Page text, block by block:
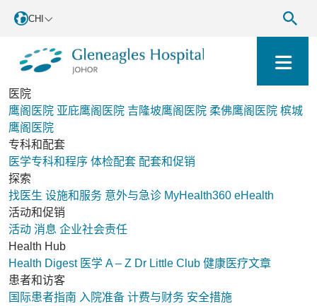
CHI
医院
鹰阁医院 亚庇鹰阁医院 吉隆坡鹰阁医院 柔佛鹰阁医院 槟城
鹰阁医院
专科和配套
医学专科和程序 体检配套 配套和促销
探索
找医生 设施和服务 意外与急诊 MyHealth360 eHealth
活动和促销
活动 消息 企业社会责任
Health Hub
Health Digest 医学 A – Z Dr Little Club 健康医疗文章
患者和访客
国际患者指南 入院准备 计费与财务 安全措施